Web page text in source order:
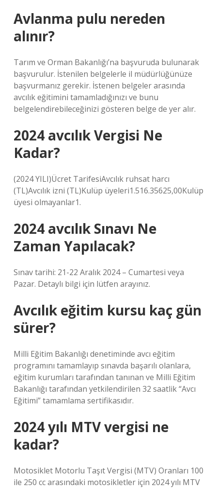
Avlanma pulu nereden
alınır?
Tarım ve Orman Bakanlığı’na başvuruda bulunarak
başvurulur. İstenilen belgelerle il müdürlüğünüze
başvurmanız gerekir. İstenen belgeler arasında
avcılık eğitimini tamamladığınızı ve bunu
belgelendirebileceğinizi gösteren belge de yer alır.
2024 avcılık Vergisi Ne
Kadar?
(2024 YILI)Ücret TarifesiAvcılık ruhsat harcı
(TL)Avcılık izni (TL)Kulüp üyeleri1.516.35625,00Kulüp
üyesi olmayanlar1.
2024 avcılık Sınavı Ne
Zaman Yapılacak?
Sınav tarihi: 21-22 Aralık 2024 – Cumartesi veya
Pazar. Detaylı bilgi için lütfen arayınız.
Avcılık eğitim kursu kaç gün
sürer?
Milli Eğitim Bakanlığı denetiminde avcı eğitim
programını tamamlayıp sınavda başarılı olanlara,
eğitim kurumları tarafından tanınan ve Milli Eğitim
Bakanlığı tarafından yetkilendirilen 32 saatlik “Avcı
Eğitimi” tamamlama sertifikasıdır.
2024 yılı MTV vergisi ne
kadar?
Motosiklet Motorlu Taşıt Vergisi (MTV) Oranları 100
ile 250 cc arasındaki motosikletler için 2024 yılı MTV